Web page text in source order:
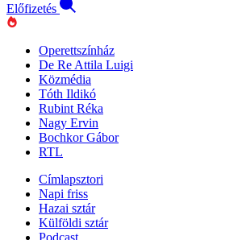
Előfizetés
Operettszínház
De Re Attila Luigi
Közmédia
Tóth Ildikó
Rubint Réka
Nagy Ervin
Bochkor Gábor
RTL
Címlapsztori
Napi friss
Hazai sztár
Külföldi sztár
Podcast